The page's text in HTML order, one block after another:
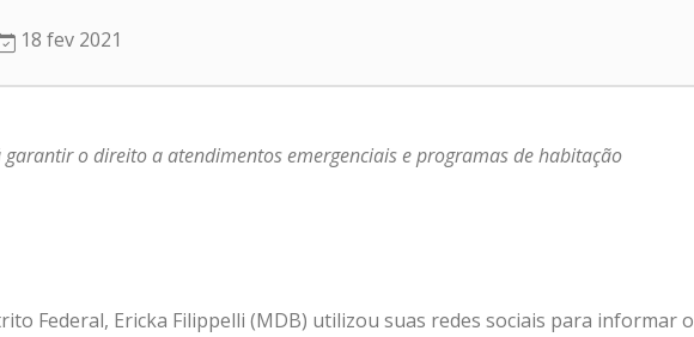
18 fev 2021
o direito a atendimentos emergenciais e programas de habitação
Federal, Ericka Filippelli (MDB) utilizou suas redes sociais para informar o